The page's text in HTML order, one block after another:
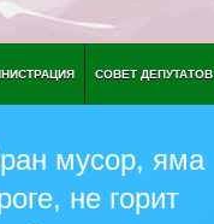
СОВЕТ ДЕПУТАТОВ
мусор, яма
не горит